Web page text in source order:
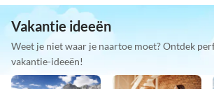
Vakantie ideeën
Weet je niet waar je naartoe moet? Ontdek
vakantie-ideeën!